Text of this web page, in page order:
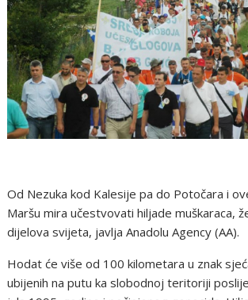
Od Nezuka kod Kalesije pa do Potočara i
Maršu mira učestvovati hiljade muškaraca,
dijelova svijeta, javlja Anadolu Agency (AA).
Hodat će više od 100 kilometara u znak
ubijenih na putu ka slobodnoj teritoriji